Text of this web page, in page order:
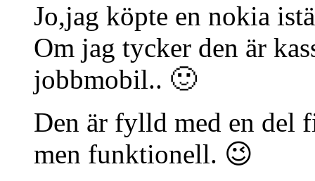
Jo,jag köpte en nokia
Om jag tycker den är
jobbmobil.. 🙂
Den är fylld med en del
men funktionell. 😉